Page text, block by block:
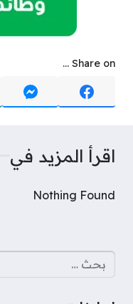
Share on ...
اقرأ المزيد في
Nothing Found
البحث عن: